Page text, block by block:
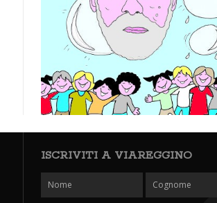
ISCRIVITI A VIAREGGINO